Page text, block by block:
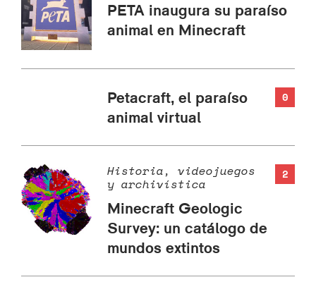
PETA inaugura su paraíso
animal en Minecraft
0
Petacraft, el paraíso
animal virtual
2
Historia, videojuegos
y archivística
Minecraft Geologic
Survey: un catálogo de
mundos extintos